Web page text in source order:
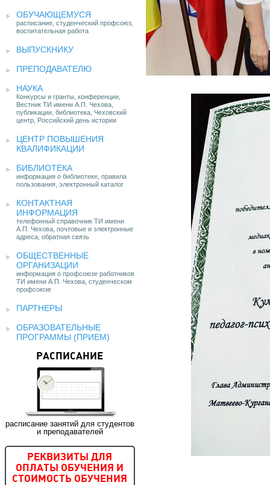
ОБУЧАЮЩЕМУСЯ
расписание, студенческий профсоюз,
воспитательная работа
ВЫПУСКНИКУ
ПРЕПОДАВАТЕЛЮ
НАУКА
Конкурсы и гранты, конференции,
Вестник ТИ имени А.П. Чехова,
публикации, библиотека, Чеховский
центр, Российский день истории
ЦЕНТР ПОВЫШЕНИЯ
КВАЛИФИКАЦИИ
БИБЛИОТЕКА
информация о библиотеке, правила
пользования, электронный каталог
КОНТАКТНАЯ
ИНФОРМАЦИЯ
телефонный справочник ТИ имени
А.П. Чехова, почтовые и электронные
адреса, обратная связь
ОБЩЕСТВЕННЫЕ
ОРГАНИЗАЦИИ
информация о профсоюзе работников
ТИ имени А.П. Чехова, студенческом
профсоюзе
ПАРТНЕРЫ
ОБРАЗОВАТЕЛЬНЫЕ
ПРОГРАММЫ (ПРИЕМ)
РАСПИСАНИЕ
расписание занятий для студентов
и преподавателей
РЕКВИЗИТЫ ДЛЯ
ОПЛАТЫ ОБУЧЕНИЯ И
СТОИМОСТЬ ОБУЧЕНИЯ